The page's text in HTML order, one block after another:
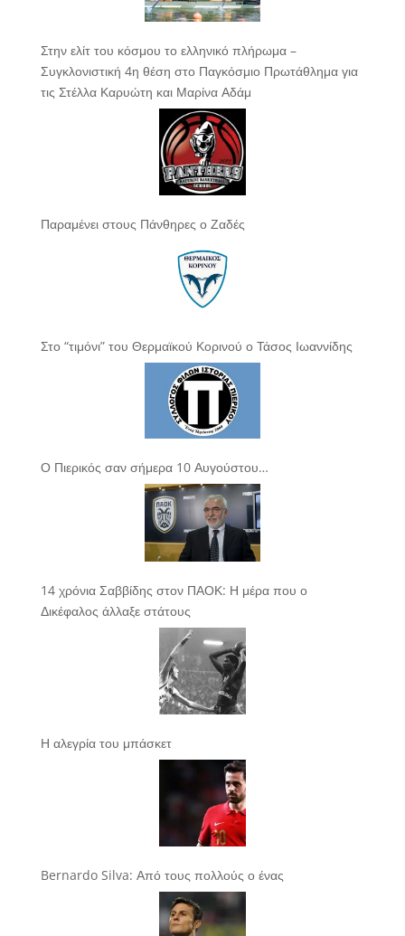
Στην ελίτ του κόσμου το ελληνικό πλήρωμα –
Συγκλονιστική 4η θέση στο Παγκόσμιο Πρωτάθλημα για
τις Στέλλα Καρυώτη και Μαρίνα Αδάμ
Παραμένει στους Πάνθηρες ο Ζαδές
Στο “τιμόνι” του Θερμαϊκού Κορινού ο Τάσος Ιωαννίδης
Ο Πιερικός σαν σήμερα 10 Αυγούστου…
14 χρόνια Σαββίδης στον ΠΑΟΚ: Η μέρα που ο
Δικέφαλος άλλαξε στάτους
Η αλεγρία του μπάσκετ
Bernardo Silva: Από τους πολλούς ο ένας